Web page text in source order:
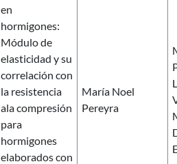
en
hormigones:
Módulo de
elasticidad y su
correlación con
la resistencia
ala compresión
para
hormigones
elaborados con
María Noel
Pereyra